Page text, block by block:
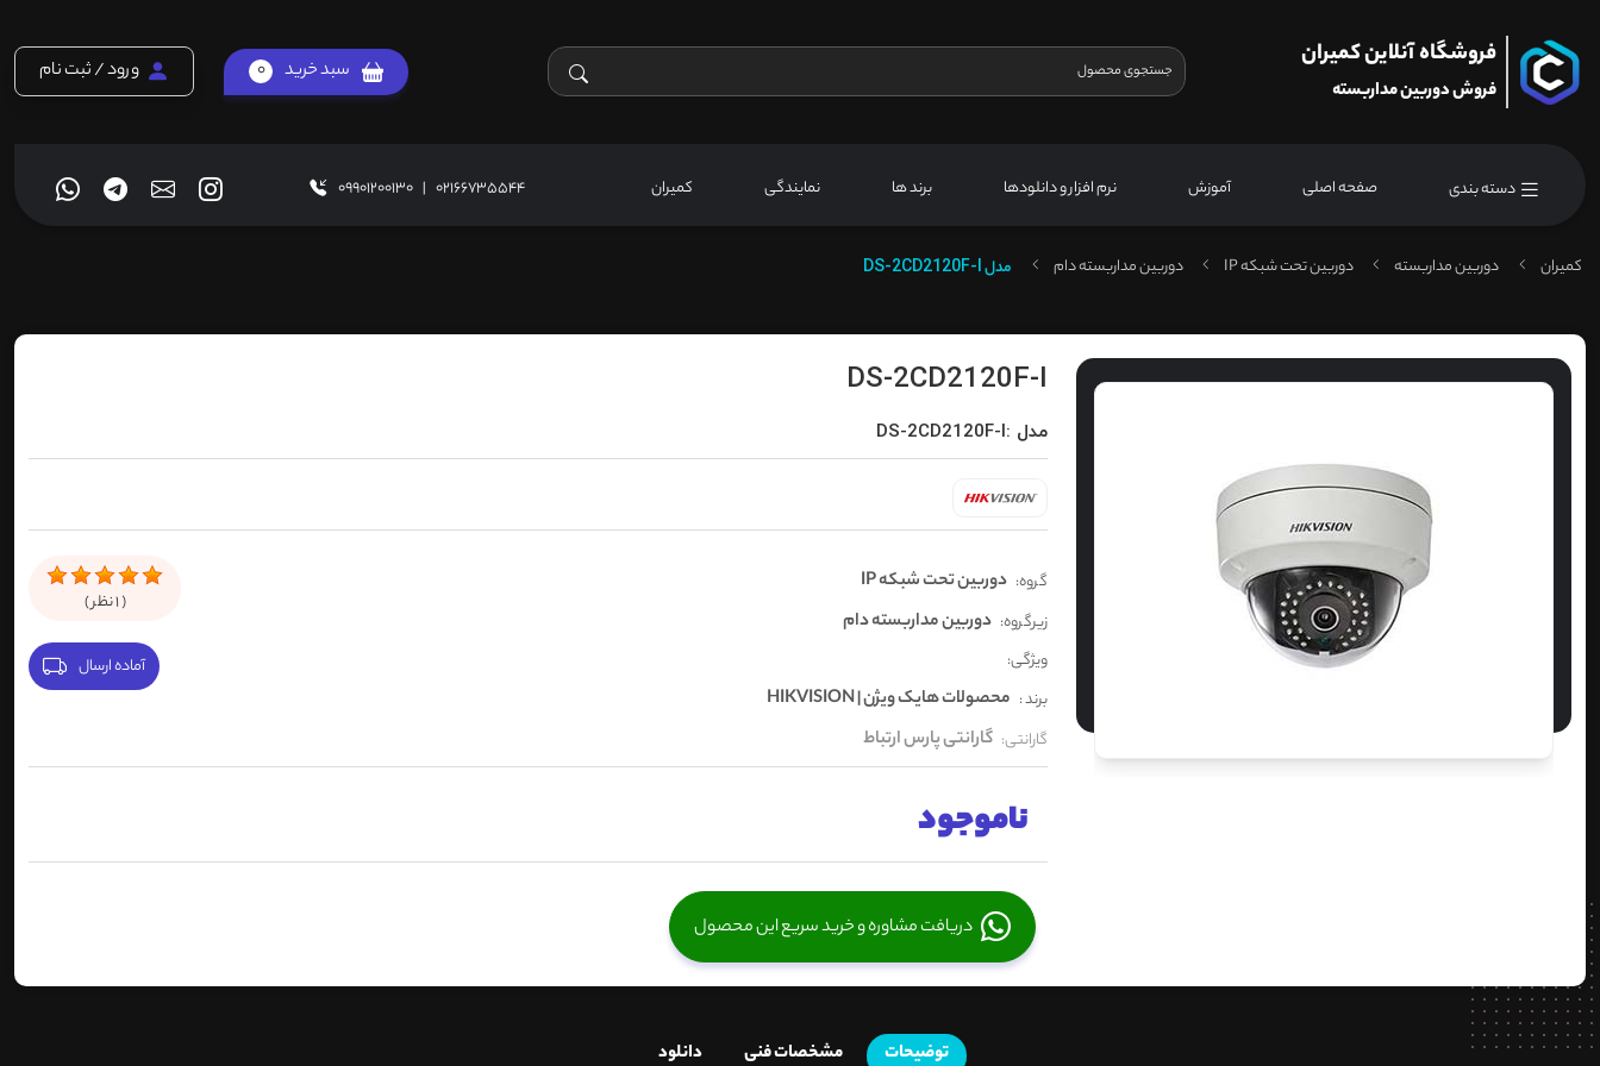
فروشگاه آنلاین کمیران
فروش دوربین مداربسته
سبد خرید 0 ورود / ثبت نام
دسته بندی صفحه اصلی آموزش نرم افزار و دانلودها برند ها نمایندگی کمیران 02166735544
|
09901200130
کمیران دوربین مداربسته دوربین تحت شبکه IP دوربین مداربسته دام مدلDS-2CD2120F-I
DS-2CD2120F-I
مدل :DS-2CD2120F-I
گروه: دوربین تحت شبکه IP
زیرگروه: دوربین مداربسته دام
ویژگی:
برند : محصولات هایک ویژن | HIKVISION
گارانتی: گارانتی پارس ارتباط
(
1نظر )
آماده ارسال
ناموجود
دریافت مشاوره و خرید سریع این محصول
توضیحات مشخصات فنی دانلود